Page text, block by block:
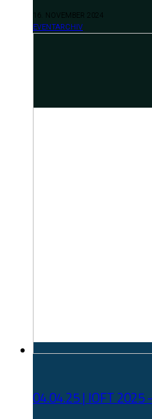
16. NOVEMBER 2024
EVENTARCHIV
04.04.25 | IOFT